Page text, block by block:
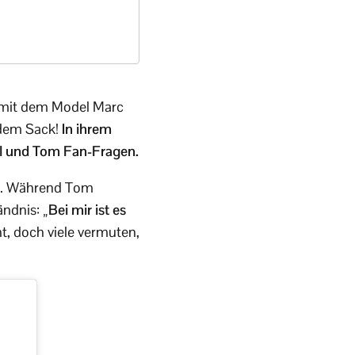
dem Model Marc
Sack! In ihrem
Tom Fan-Fragen.
Während Tom
„Bei mir ist es
doch viele vermuten,